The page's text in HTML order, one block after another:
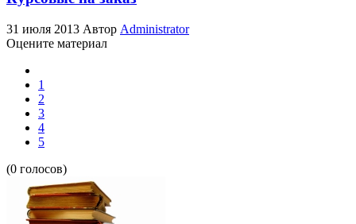
31 июля 2013 Автор Administrator
Оцените материал
1
2
3
4
5
(0 голосов)